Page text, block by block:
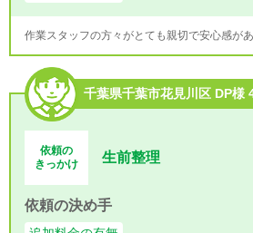
作業スタッフの方々がとても親切で安心感があ
千葉県千葉市花見川区 DP様
依頼の
きっかけ
生前整理
依頼の決め手